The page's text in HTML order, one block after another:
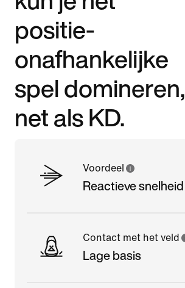
positie-
onafhankelijke
spel domineren,
net als KD.
Voordeel
Reactieve snelheid
Contact met het veld
Lage basis